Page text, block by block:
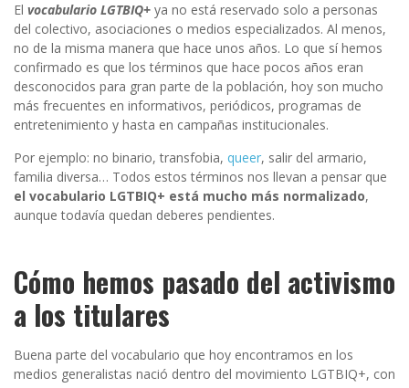
El vocabulario LGTBIQ+ ya no está reservado solo a personas
del colectivo, asociaciones o medios especializados. Al menos,
no de la misma manera que hace unos años. Lo que sí hemos
confirmado es que los términos que hace pocos años eran
desconocidos para gran parte de la población, hoy son mucho
más frecuentes en informativos, periódicos, programas de
entretenimiento y hasta en campañas institucionales.
Por ejemplo: no binario, transfobia, queer, salir del armario,
familia diversa… Todos estos términos nos llevan a pensar que
el vocabulario LGTBIQ+ está mucho más normalizado,
aunque todavía quedan deberes pendientes.
Cómo hemos pasado del activismo
a los titulares
Buena parte del vocabulario que hoy encontramos en los
medios generalistas nació dentro del movimiento LGTBIQ+, con